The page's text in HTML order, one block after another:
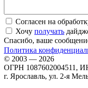
Согласен на
Хочу получать
Спасибо, ваше
Политика
© 2003 — 2026
ОГРН 1087602004511,
г. Ярославль, ул. 2-я